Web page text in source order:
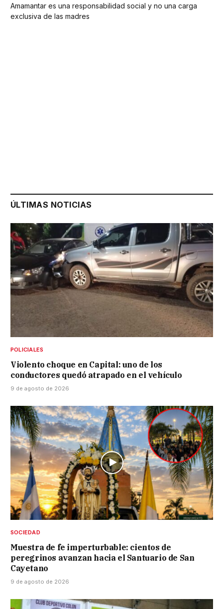
Amamantar es una responsabilidad social y no una carga
exclusiva de las madres
ÚLTIMAS NOTICIAS
POLICIALES
Violento choque en Capital: uno de los
conductores quedó atrapado en el vehículo
9 de agosto de 2026
SOCIEDAD
Muestra de fe imperturbable: cientos de
peregrinos avanzan hacia el Santuario de San
Cayetano
9 de agosto de 2026